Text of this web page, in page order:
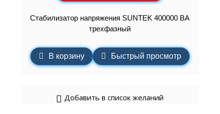
Стабилизатор напряжения SUNTEK 400000 ВА
трехфазный
В корзину Быстрый просмотр
Добавить в список желаний